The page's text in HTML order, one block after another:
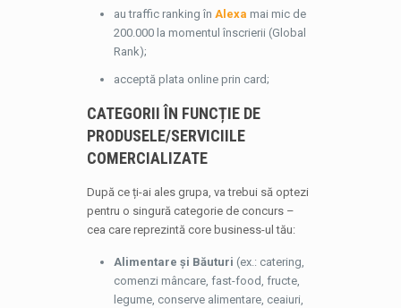
au traffic ranking în Alexa mai mic de
200.000 la momentul înscrierii (Global
Rank);
acceptă plata online prin card;
CATEGORII ÎN FUNCȚIE DE
PRODUSELE/SERVICIILE
COMERCIALIZATE
După ce ți-ai ales grupa, va trebui să optezi
pentru o singură categorie de concurs –
cea care reprezintă core business-ul tău:
Alimentare și Băuturi (ex.: catering,
comenzi mâncare, fast-food, fructe,
legume, conserve alimentare, ceaiuri,